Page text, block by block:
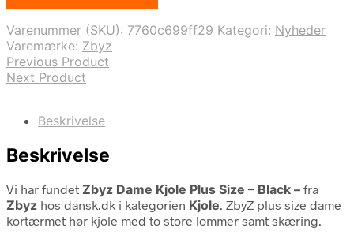
Varenummer (SKU): 7760c699ff29 Kategori: Nyheder
Varemærke: Zbyz
Previous Product
Next Product
Beskrivelse
Beskrivelse
Vi har fundet Zbyz Dame Kjole Plus Size – Black – fra
Zbyz hos dansk.dk i kategorien Kjole. ZbyZ plus size dame
kortærmet hør kjole med to store lommer samt skæring.